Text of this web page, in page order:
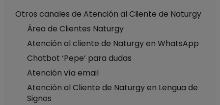
Otros canales de Atención al Cliente de Naturgy
Área de Clientes Naturgy
Atención al cliente de Naturgy en WhatsApp
Chatbot ‘Pepe’ para dudas
Atención vía email
Atención al Cliente de Naturgy en Lengua de
Signos